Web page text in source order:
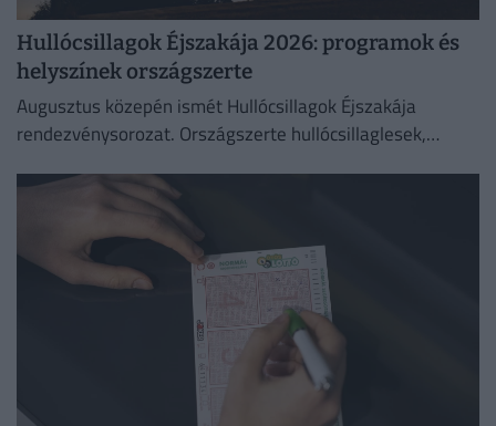
Hullócsillagok Éjszakája 2026: programok és
helyszínek országszerte
Augusztus közepén ismét Hullócsillagok Éjszakája
rendezvénysorozat. Országszerte hullócsillaglesek,
égbolt szerelmeseinek.